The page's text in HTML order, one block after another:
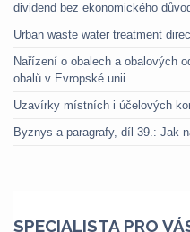
dividend bez ekonomického
Urban waste water treatment
Nařízení o obalech a obalových
obalů v Evropské unii
Uzavírky místních i účelových
Byznys a paragrafy, díl 39.: Jak